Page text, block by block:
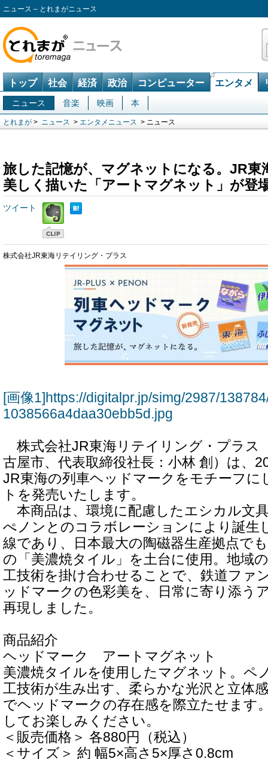
ニュース – とれまがニュース
トップ 社会 経済 政治 コンピューター エンタメ
ニュース 音楽 映画 本
とれまが > ニュース > エンタメニュース > ニュース
旅した記憶が、マグネットになる。JR東
美しく描いた「アートマグネット」が登
ツイート
株式会社JR東海リテイリング・プラス
[画像1]https://digitalpr.jp/simg/2987/
1038566a4daa30ebb5d.jpg
株式会社JR東海リテイリング・プラス
古屋市、代表取締役社長：小林 創）は、
JR東海の列車ヘッドマークをモチーフに
トを発売いたします。
本商品は、環境に配慮したエシカル文
ぺノンとのコラボレーションにより誕生
線であり、日本最大の陶磁器生産拠点で
の「美濃焼タイル」を土台に使用。地域
工技術を掛け合わせることで、鉄道ファ
ッドマークの色彩美を、日常に寄り添う
再現しました。
商品紹介
ヘッドマーク アートマグネット
美濃焼タイルを使用したマグネット。ペ
工技術が生み出す、柔らかな光沢と立体
でヘッドマークの存在感を際立たせます
してお楽しみください。
＜販売価格＞ 各880円（税込）
＜サイズ＞ 約 幅5×高さ5×厚さ0.8cm